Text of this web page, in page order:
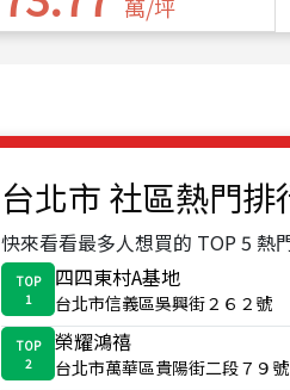
萬/坪
台北市 社區熱門排
快來看看最多人想買的 TOP 5 熱
TOP
1
四四東村A基地
台北市信義區吳興街２６２號
TOP
2
榮耀鴻禧
台北市萬華區貴陽街二段７９號